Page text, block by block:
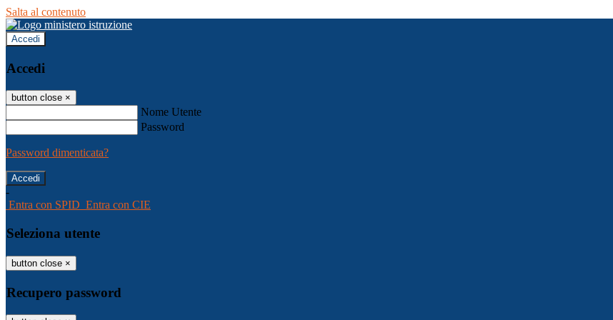
Salta al contenuto
Accedi
Accedi
button close ×
Nome Utente
Password
Password dimenticata?
-
Entra con SPID Entra con CIE
Seleziona utente
button close ×
Recupero password